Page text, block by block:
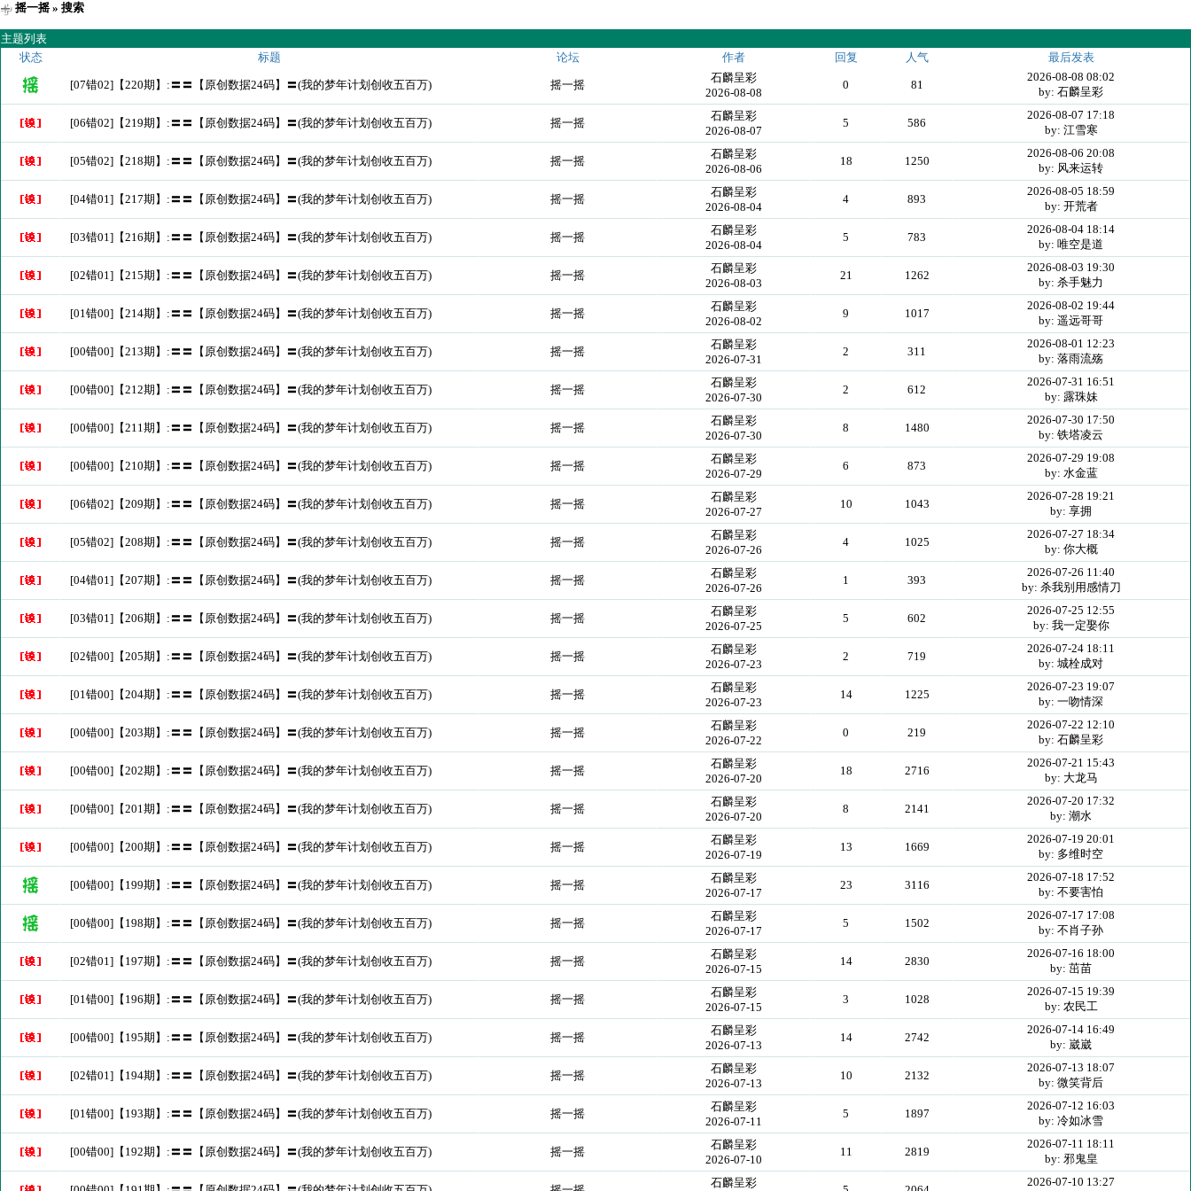
摇一摇» 搜索
主题列表
状态
标题 论坛 作者 回复 人气 最后发表
[07错02]【220期】:〓〓【原创数据24码】〓(我的梦年计划创收五百万) 摇一摇
石麟呈彩
2026-08-08
0 81
2026-08-08 08:02
by: 石麟呈彩
[06错02]【219期】:〓〓【原创数据24码】〓(我的梦年计划创收五百万) 摇一摇
石麟呈彩
2026-08-07
5 586
2026-08-07 17:18
by: 江雪寒
[05错02]【218期】:〓〓【原创数据24码】〓(我的梦年计划创收五百万) 摇一摇
石麟呈彩
2026-08-06
18 1250
2026-08-06 20:08
by: 风来运转
[04错01]【217期】:〓〓【原创数据24码】〓(我的梦年计划创收五百万) 摇一摇
石麟呈彩
2026-08-04
4 893
2026-08-05 18:59
by: 开荒者
[03错01]【216期】:〓〓【原创数据24码】〓(我的梦年计划创收五百万) 摇一摇
石麟呈彩
2026-08-04
5 783
2026-08-04 18:14
by: 唯空是道
[02错01]【215期】:〓〓【原创数据24码】〓(我的梦年计划创收五百万) 摇一摇
石麟呈彩
2026-08-03
21 1262
2026-08-03 19:30
by: 杀手魅力
[01错00]【214期】:〓〓【原创数据24码】〓(我的梦年计划创收五百万) 摇一摇
石麟呈彩
2026-08-02
9 1017
2026-08-02 19:44
by: 遥远哥哥
[00错00]【213期】:〓〓【原创数据24码】〓(我的梦年计划创收五百万) 摇一摇
石麟呈彩
2026-07-31
2 311
2026-08-01 12:23
by: 落雨流殇
[00错00]【212期】:〓〓【原创数据24码】〓(我的梦年计划创收五百万) 摇一摇
石麟呈彩
2026-07-30
2 612
2026-07-31 16:51
by: 露珠妹
[00错00]【211期】:〓〓【原创数据24码】〓(我的梦年计划创收五百万) 摇一摇
石麟呈彩
2026-07-30
8 1480
2026-07-30 17:50
by: 铁塔凌云
[00错00]【210期】:〓〓【原创数据24码】〓(我的梦年计划创收五百万) 摇一摇
石麟呈彩
2026-07-29
6 873
2026-07-29 19:08
by: 水金蓝
[06错02]【209期】:〓〓【原创数据24码】〓(我的梦年计划创收五百万) 摇一摇
石麟呈彩
2026-07-27
10 1043
2026-07-28 19:21
by: 享拥
[05错02]【208期】:〓〓【原创数据24码】〓(我的梦年计划创收五百万) 摇一摇
石麟呈彩
2026-07-26
4 1025
2026-07-27 18:34
by: 你大概
[04错01]【207期】:〓〓【原创数据24码】〓(我的梦年计划创收五百万) 摇一摇
石麟呈彩
2026-07-26
1 393
2026-07-26 11:40
by: 杀我别用感情刀
[03错01]【206期】:〓〓【原创数据24码】〓(我的梦年计划创收五百万) 摇一摇
石麟呈彩
2026-07-25
5 602
2026-07-25 12:55
by: 我一定娶你
[02错00]【205期】:〓〓【原创数据24码】〓(我的梦年计划创收五百万) 摇一摇
石麟呈彩
2026-07-23
2 719
2026-07-24 18:11
by: 城栓成对
[01错00]【204期】:〓〓【原创数据24码】〓(我的梦年计划创收五百万) 摇一摇
石麟呈彩
2026-07-23
14 1225
2026-07-23 19:07
by: 一吻情深
[00错00]【203期】:〓〓【原创数据24码】〓(我的梦年计划创收五百万) 摇一摇
石麟呈彩
2026-07-22
0 219
2026-07-22 12:10
by: 石麟呈彩
[00错00]【202期】:〓〓【原创数据24码】〓(我的梦年计划创收五百万) 摇一摇
石麟呈彩
2026-07-20
18 2716
2026-07-21 15:43
by: 大龙马
[00错00]【201期】:〓〓【原创数据24码】〓(我的梦年计划创收五百万) 摇一摇
石麟呈彩
2026-07-20
8 2141
2026-07-20 17:32
by: 潮水
[00错00]【200期】:〓〓【原创数据24码】〓(我的梦年计划创收五百万) 摇一摇
石麟呈彩
2026-07-19
13 1669
2026-07-19 20:01
by: 多维时空
[00错00]【199期】:〓〓【原创数据24码】〓(我的梦年计划创收五百万) 摇一摇
石麟呈彩
2026-07-17
23 3116
2026-07-18 17:52
by: 不要害怕
[00错00]【198期】:〓〓【原创数据24码】〓(我的梦年计划创收五百万) 摇一摇
石麟呈彩
2026-07-17
5 1502
2026-07-17 17:08
by: 不肖子孙
[02错01]【197期】:〓〓【原创数据24码】〓(我的梦年计划创收五百万) 摇一摇
石麟呈彩
2026-07-15
14 2830
2026-07-16 18:00
by: 茁苗
[01错00]【196期】:〓〓【原创数据24码】〓(我的梦年计划创收五百万) 摇一摇
石麟呈彩
2026-07-15
3 1028
2026-07-15 19:39
by: 农民工
[00错00]【195期】:〓〓【原创数据24码】〓(我的梦年计划创收五百万) 摇一摇
石麟呈彩
2026-07-13
14 2742
2026-07-14 16:49
by: 崴崴
[02错01]【194期】:〓〓【原创数据24码】〓(我的梦年计划创收五百万) 摇一摇
石麟呈彩
2026-07-13
10 2132
2026-07-13 18:07
by: 微笑背后
[01错00]【193期】:〓〓【原创数据24码】〓(我的梦年计划创收五百万) 摇一摇
石麟呈彩
2026-07-11
5 1897
2026-07-12 16:03
by: 冷如冰雪
[00错00]【192期】:〓〓【原创数据24码】〓(我的梦年计划创收五百万) 摇一摇
石麟呈彩
2026-07-10
11 2819
2026-07-11 18:11
by: 邪鬼皇
石麟呈彩
2026-07-10 13:27